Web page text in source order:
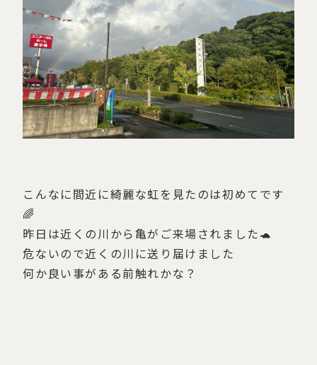
こんなに間近に綺麗な虹を見たのは初めてです
🌈
昨日は近くの川から亀がご来場されました🐢
危ないので近くの川に送り届けました
何か良い事がある前触れかな？